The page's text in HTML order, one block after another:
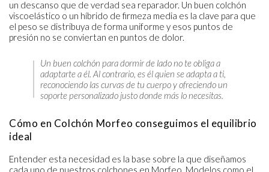
un descanso que de verdad sea reparador. Un buen colchón
viscoelástico o un híbrido de firmeza media es la clave para que
el peso se distribuya de forma uniforme y esos puntos de
presión no se conviertan en puntos de dolor.
Un buen colchón para dormir de lado no te obliga a
adaptarte a él. Al contrario, es él quien se adapta a ti,
reconociendo las curvas de tu cuerpo y ofreciendo un
soporte personalizado justo donde más lo necesitas.
Cómo en Colchón Morfeo conseguimos el equilibrio
ideal
Entender esta necesidad es la base sobre la que diseñamos
cada uno de nuestros colchones en Morfeo. Modelos como el